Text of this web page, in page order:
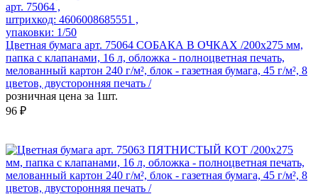
арт. 75064 ,
штрихкод: 4606008685551 ,
упаковки: 1/50
Цветная бумага арт. 75064 СОБАКА В ОЧКАХ /200x275 мм,
папка с клапанами, 16 л, обложка - полноцветная печать,
мелованный картон 240 г/м², блок - газетная бумага, 45 г/м², 8
цветов, двусторонняя печать /
розничная цена за 1шт.
96 ₽